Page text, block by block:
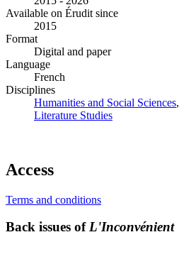
Available on Érudit since
2015
Format
Digital and paper
Language
French
Disciplines
Humanities and Social Sciences,
Literature Studies
Access
Terms and conditions
Back issues ofL'Inconvénient